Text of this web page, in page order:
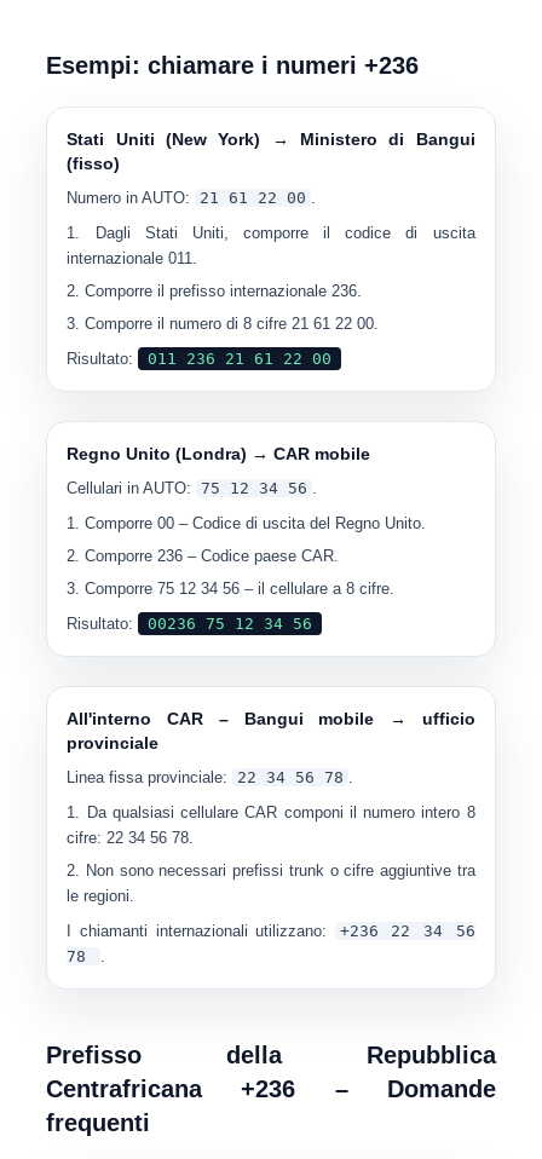
Esempi: chiamare i numeri +236
Stati Uniti (New York) → Ministero di Bangui
(fisso)
Numero in AUTO: 21 61 22 00 .
Dagli Stati Uniti, comporre il codice di uscita
internazionale011.
Comporre il prefisso internazionale236.
Comporre il numero di 8 cifre21 61 22 00.
Risultato:
011 236 21 61 22 00
Regno Unito (Londra) → CAR mobile
Cellulari in AUTO: 75 12 34 56 .
Comporre00 – Codice di uscita del Regno Unito.
Comporre236 – Codice paese CAR.
Comporre75 12 34 56 – il cellulare a 8 cifre.
Risultato:
00236 75 12 34 56
All'interno CAR – Bangui mobile → ufficio
provinciale
Linea fissa provinciale: 22 34 56 78 .
Da qualsiasi cellulare CAR componi il numero intero 8
cifre:22 34 56 78.
Non sono necessari prefissi trunk o cifre aggiuntive tra
le regioni.
I chiamanti internazionali utilizzano:
+236 22 34 56
78
.
Prefisso della Repubblica
Centrafricana +236 – Domande
frequenti